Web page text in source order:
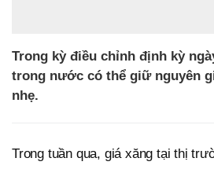
Trong kỳ điều chỉnh định kỳ
trong nước có thể giữ nguyên
nhẹ.
Trong tuần qua, giá xăng tại thị